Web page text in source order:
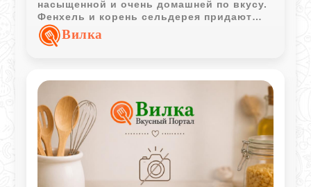
насыщенной и очень домашней по вкусу.
Фенхель и корень сельдерея придают
блюду лёгкие пряные нотки, а овощной
соус делает мясо особенно сочным.
Вилка